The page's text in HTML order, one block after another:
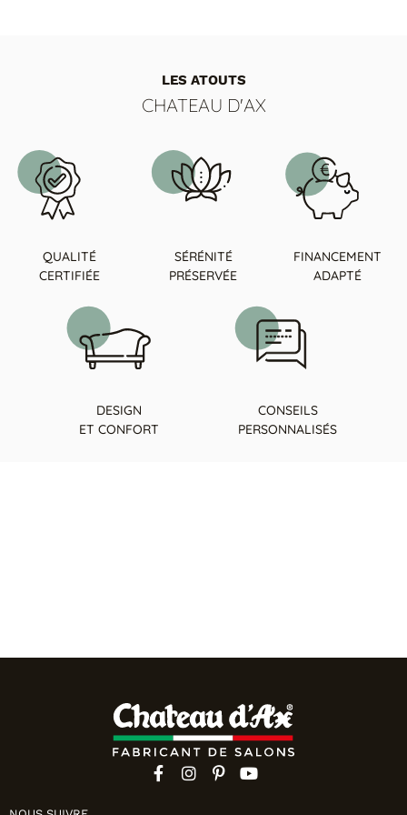
LES ATOUTS
CHATEAU D'AX
QUALITÉ
CERTIFIÉE
SÉRÉNITÉ
PRÉSERVÉE
FINANCEMENT
ADAPTÉ
DESIGN
ET CONFORT
CONSEILS
PERSONNALISÉS